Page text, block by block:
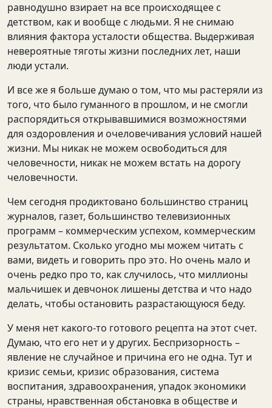
равнодушно взирает на все происходящее с
детством, как и вообще с людьми. Я не снимаю
влияния фактора усталости общества. Выдерживая
невероятные тяготы жизни последних лет, наши
люди устали.
И все же я больше думаю о том, что мы растеряли из
того, что было гуманного в прошлом, и не смогли
распорядиться открывавшимися возможностями
для оздоровления и очеловечивания условий нашей
жизни. Мы никак не можем освободиться для
человечности, никак не можем встать на дорогу
человечности.
Чем сегодня продиктовано большинство страниц
журналов, газет, большинство телевизионных
программ – коммерческим успехом, коммерческим
результатом. Сколько угодно мы можем читать с
вами, видеть и говорить про это. Но очень мало и
очень редко про то, как случилось, что миллионы
мальчишек и девчонок лишены детства и что надо
делать, чтобы остановить разрастающуюся беду.
У меня нет какого-то готового рецепта на этот счет.
Думаю, что его нет и у других. Беспризорность –
явление не случайное и причина его не одна. Тут и
кризис семьи, кризис образования, система
воспитания, здравоохранения, упадок экономики
страны, нравственная обстановка в обществе и